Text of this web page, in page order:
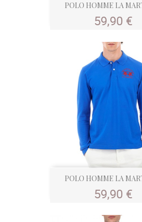
POLO HOMME LA
Prix
59,90 €
POLO HOMME LA
Prix
59,90 €